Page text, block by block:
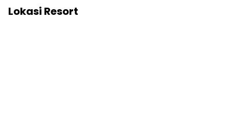
Lokasi Resort